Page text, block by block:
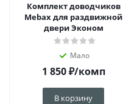
Комплект доводчиков
Mebax для раздвижной
двери Эконом
Мало
1 850₽/комп
В корзину